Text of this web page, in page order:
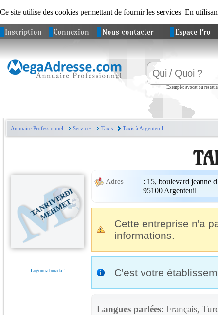
Ce site utilise des cookies permettant de fournir les services. En
Inscription Connexion Nous contacter Espace Pro
Exemple: avocat ou
Annuaire Professionnel Services Taxis Taxis à Argenteuil
T
A
N
R
I
V
E
R
D
I
M
E
H
M
E
T
Logonuz burada !
Adres : 15, boulevard jeanne
95100 Argenteuil
Cette entreprise n'a
informations.
C'est votre
Langues parlées: Français,